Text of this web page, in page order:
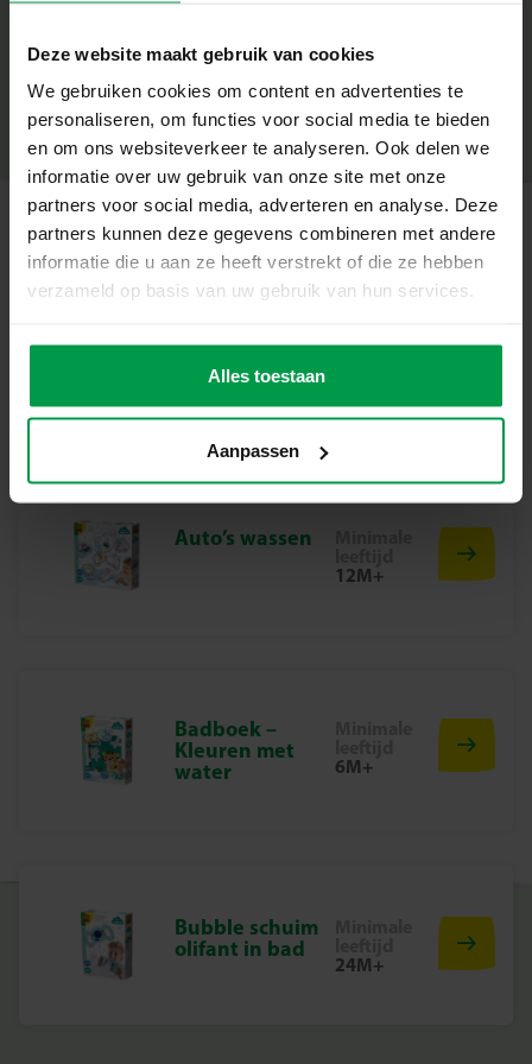
Deze website maakt gebruik van cookies
We gebruiken cookies om content en advertenties te
personaliseren, om functies voor social media te bieden
en om ons websiteverkeer te analyseren. Ook delen we
informatie over uw gebruik van onze site met onze
partners voor social media, adverteren en analyse. Deze
partners kunnen deze gegevens combineren met andere
informatie die u aan ze heeft verstrekt of die ze hebben
verzameld op basis van uw gebruik van hun services.
Alles toestaan
Aanpassen
eenhoornvormen
• Stimuleert fijne motoriek, creatief denken en ruimtelijk
inzicht
• Gemaakt van hoogwaardig, kindveilig hout
• Inclusief handige opbergtas voor snel en makkelijk
opruimen
• Perfect voor kinderen vanaf 12 maanden
Waarom Dit Perfect Voor Jou Is
Deze houten blokken set is perfect voor ouders die
Door te stapelen, bouwen en combineren ontwikkelt je
kind niet alleen motorische vaardigheden, maar ook
probleemoplossend denken en fantasie – allemaal terwijl
Inhoud van de Verpakking
• 49 houten bouwblokken
• 1 opbergtas
Waarom Kiezen voor SES Creative?
eindeloos fantasierijk speelplezier, elke dag opnieuw!
Productnummer|
13251
Deel dit product
Gerelateerde producten
Sense around
activiteiten ring
Minimale
Auto’s wassen
12M+
Badboek –
Kleuren met
water
6M+
Bubble schuim
olifant in bad
24M+